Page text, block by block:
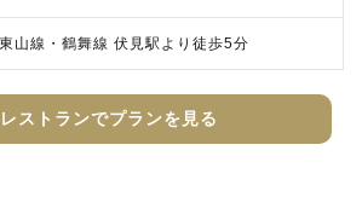
山線・鶴舞線 伏見駅より徒歩5分
ストランでプランを見る